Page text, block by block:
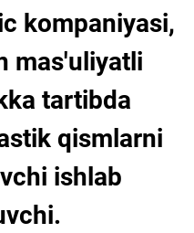
kompaniyasi,
mas'uliyatli
tartibda
qismlarni
ishlab